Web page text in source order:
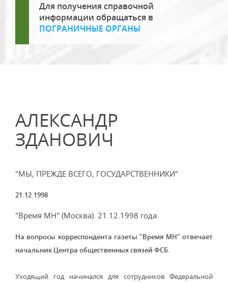
Для получения справочной
информации обращаться в
ПОГРАНИЧНЫЕ ОРГАНЫ
АЛЕКСАНДР
ЗДАНОВИЧ
"МЫ, ПРЕЖДЕ ВСЕГО, ГОСУДАРСТВЕННИКИ"
21.12.1998
"Время МН" (Москва). 21.12.1998 года
На вопросы корреспондента газеты "Время МН" отвечает
начальник Центра общественных связей ФСБ.
Уходящий год начинался для сотрудников Федеральной